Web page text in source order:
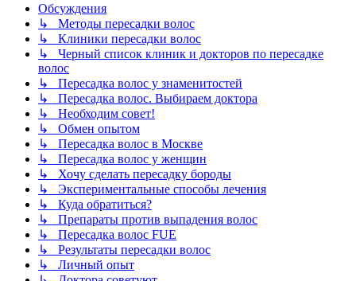
Обсуждения
↳ Методы пересадки волос
↳ Клиники пересадки волос
↳ Черный список клиник и докторов по пересадке
волос
↳ Пересадка волос у знаменитостей
↳ Пересадка волос. Выбираем доктора
↳ Необходим совет!
↳ Обмен опытом
↳ Пересадка волос в Москве
↳ Пересадка волос у женщин
↳ Хочу сделать пересадку бороды
↳ Экспериментальные способы лечения
↳ Куда обратиться?
↳ Препараты против выпадения волос
↳ Пересадка волос FUE
↳ Результаты пересадки волос
↳ Личный опыт